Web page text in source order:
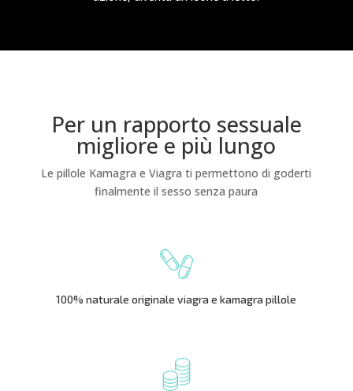
Per un rapporto sessuale
migliore e più lungo
Le pillole Kamagra e Viagra ti permettono di goderti
finalmente il sesso senza paura
100% naturale originale viagra e kamagra pillole